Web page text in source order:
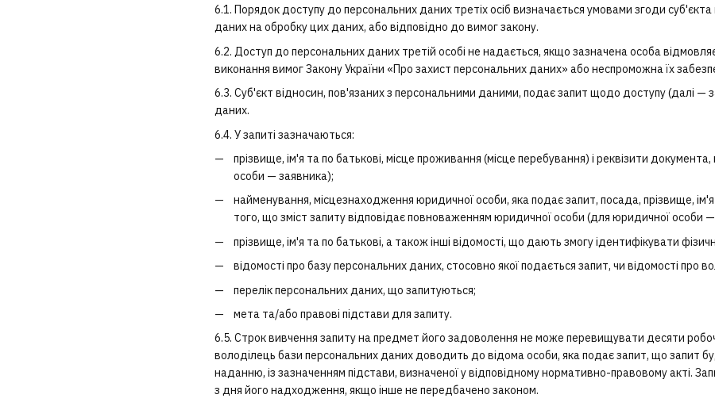
6.1. Порядок доступу до персональних даних третіх осіб визначається умовами згоди
даних на обробку цих даних, або відповідно до вимог закону.
6.2. Доступ до персональних даних третій особі не надається, якщо зазначена особа
виконання вимог Закону України «Про захист персональних даних» або неспроможна їх
6.3. Суб'єкт відносин, пов'язаних з персональними даними, подає запит щодо доступу (далі
даних.
6.4. У запиті зазначаються:
прізвище, ім'я та по батькові, місце проживання (місце перебування) і реквізити
особи — заявника);
найменування, місцезнаходження юридичної особи, яка подає запит, посада, прізвище,
того, що зміст запиту відповідає повноваженням юридичної особи (для юридичної особи
прізвище, ім'я та по батькові, а також інші відомості, що дають змогу ідентифікувати
відомості про базу персональних даних, стосовно якої подається запит, чи відомості про
перелік персональних даних, що запитуються;
мета та/або правові підстави для запиту.
6.5. Строк вивчення запиту на предмет його задоволення не може перевищувати десяти
володілець бази персональних даних доводить до відома особи, яка подає запит, що запит
наданню, із зазначенням підстави, визначеної у відповідному нормативно-правовому акті.
з дня його надходження, якщо інше не передбачено законом.